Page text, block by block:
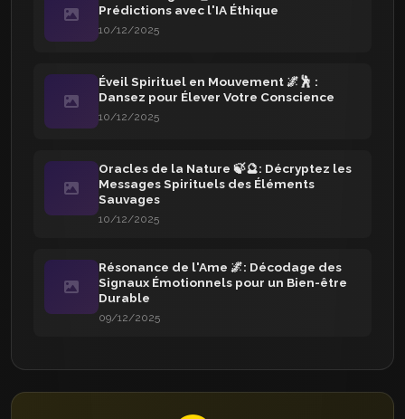
Prédictions avec l'IA Éthique
10/12/2025
Éveil Spirituel en Mouvement 🌌🕺 :
Dansez pour Élever Votre Conscience
10/12/2025
Oracles de la Nature 🍃🔮: Décryptez les
Messages Spirituels des Éléments
Sauvages
10/12/2025
Résonance de l'Ame 🌌: Décodage des
Signaux Émotionnels pour un Bien-être
Durable
09/12/2025